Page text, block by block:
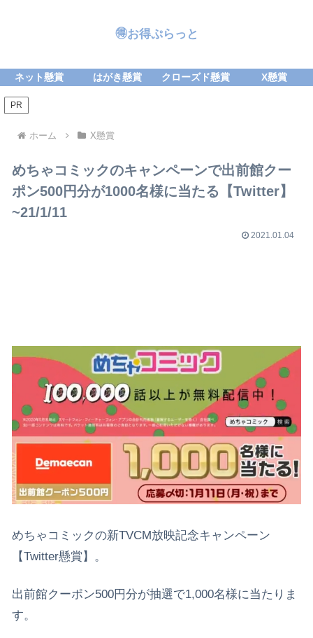
🉐お得ぷらっと
ネット懸賞 はがき懸賞 クローズド懸賞 X懸賞
PR
ホーム X懸賞
めちゃコミックのキャンペーンで出前館クー
ポン500円分が1000名様に当たる【Twitter】
~21/1/11
2021.01.04
めちゃコミックの新TVCM放映記念キャンペーン
【Twitter懸賞】。
出前館クーポン500円分が抽選で1,000名様に当たりま
す。